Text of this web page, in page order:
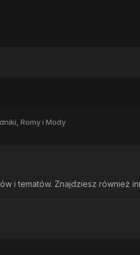
Romy i Mody
i tematów. Znajdziesz również